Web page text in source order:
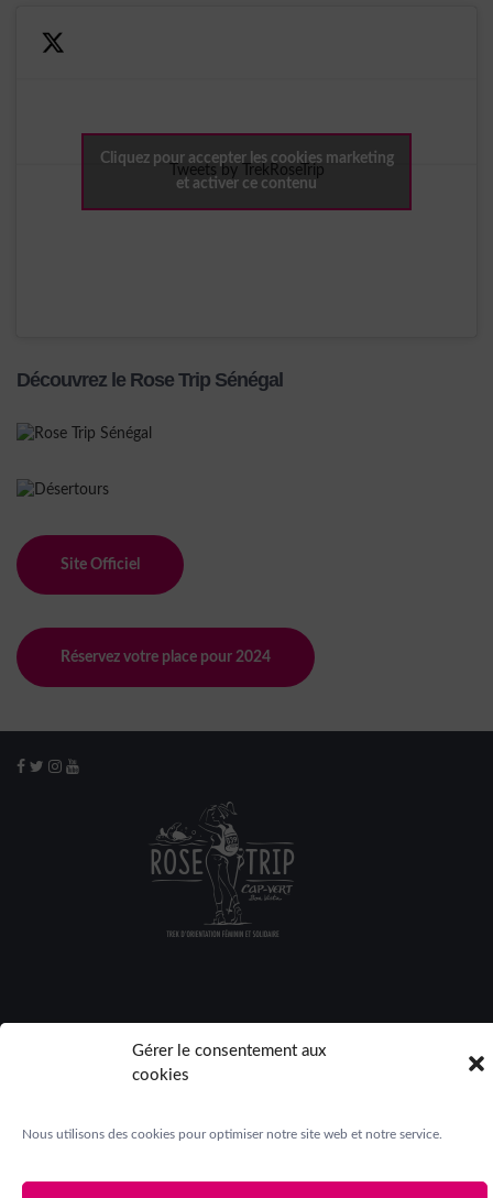
Gérer le consentement aux
cookies
Nous utilisons des cookies pour optimiser notre site web et notre service.
Tweets by TrekRoseTrip
Cliquez pour accepter les cookies marketing
et activer ce contenu
Découvrez le Rose Trip Sénégal
Site Officiel
Réservez votre place pour 2024
Espace participantes